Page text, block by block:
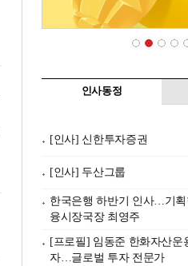
인사동정
[인사] 신한투자증권
[인사] 두산그룹
한국은행 하반기 인사…기획
융시장국장 최영주
[프로필] 임동준 한화자산운
자…글로벌 투자 전문가